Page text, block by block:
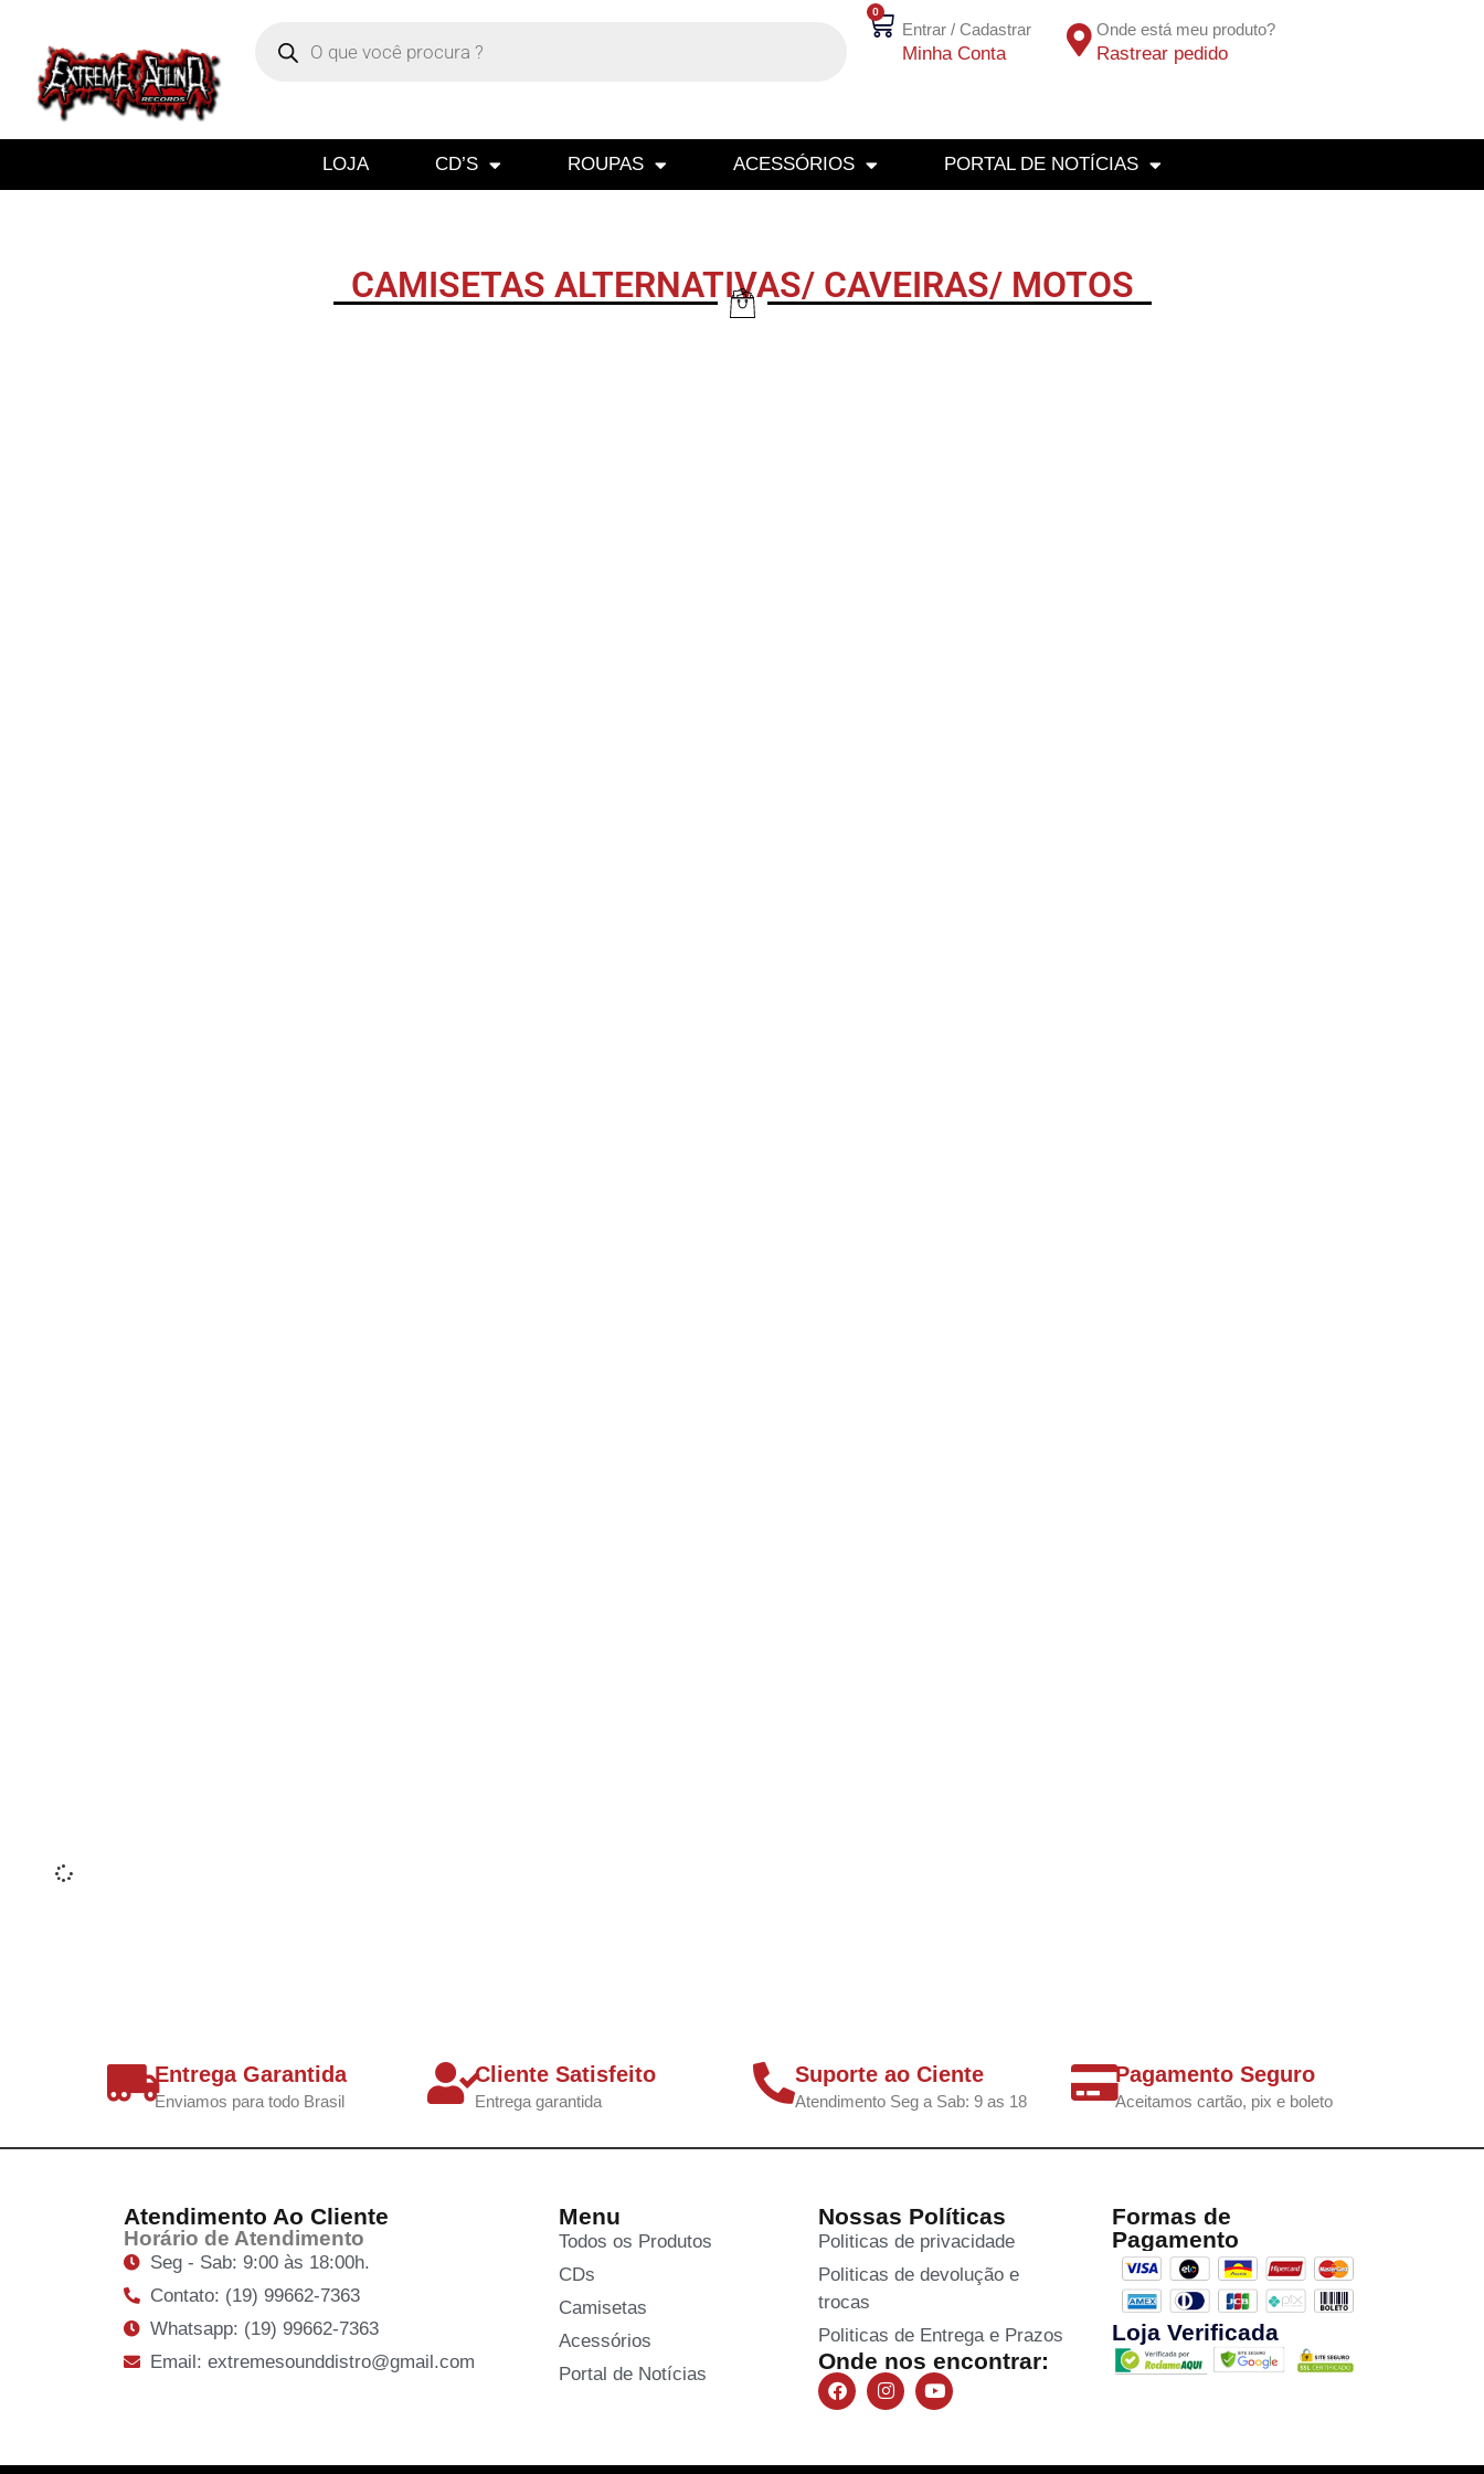
0
Entrar / Cadastrar
Minha Conta
Onde está meu produto?
Rastrear pedido
LOJA CD’S ROUPAS ACESSÓRIOS PORTAL DE NOTÍCIAS
CAMISETAS ALTERNATIVAS/ CAVEIRAS/ MOTOS
Entrega Garantida
Enviamos para todo Brasil
Cliente Satisfeito
Entrega garantida
Suporte ao Ciente
Atendimento Seg a Sab: 9 as 18
Pagamento Seguro
Aceitamos cartão, pix e boleto
Atendimento Ao Cliente
Horário de Atendimento
Seg - Sab: 9:00 às 18:00h.
Contato: (19) 99662-7363
Whatsapp: (19) 99662-7363
Email: extremesounddistro@gmail.com
Menu
Todos os Produtos
CDs
Camisetas
Acessórios
Portal de Notícias
Nossas Políticas
Politicas de privacidade
Politicas de devolução e
trocas
Politicas de Entrega e Prazos
Onde nos encontrar:
Formas de
Pagamento
Loja Verificada